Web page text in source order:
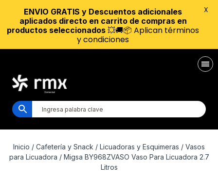
Inicio / Cafetería y Snack / Licuadoras y Esquimeras / Vasos
para Licuadora / Migsa BY968ZVASO Vaso Para Licuadora 2.7
Litros
ENVIO GRATIS y Descuentos adicionales
aplicados directo en carrito de compras en
productos seleccionados 💥🚚📦 Aplican términos
y condiciones
X